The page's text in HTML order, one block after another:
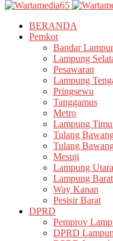
BERANDA
Pemkot
Bandar
Lampung
Pesawaran
Lampung
Pringsewu
Tanggamus
Metro
Lampung
Tulang
Tulang
Mesuji
Lampung Utara
Lampung Barat
Way Kanan
Pesisir Barat
DPRD
Pemprov
DPRD